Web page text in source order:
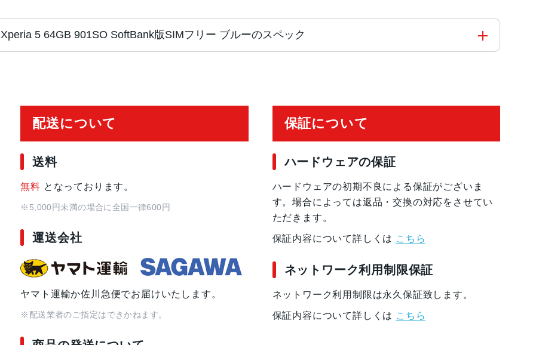
Xperia 5 64GB 901SO SoftBank版SIMフリー ブルーのスペック
ブラック、レッド、ブルー、グレー
サイズ・重さ
6.1インチ
アウトカメラ
望遠：約1220万画素
超広角：約1220万画素
インカメラ 約800万画素
配送について
送料
無料 となっております。
※5,000円未満の場合に全国一律600円
運送会社
ヤマト運輸か佐川急便でお届けいたします。
※配送業者のご指定はできかねます。
保証について
ハードウェアの保証
ハードウェアの初期不良による保証がございま
す。場合によっては返品・交換の対応をさせてい
ただきます。
保証内容について詳しくは こちら
ネットワーク利用制限保証
ネットワーク利用制限は永久保証致します。
保証内容について詳しくは こちら